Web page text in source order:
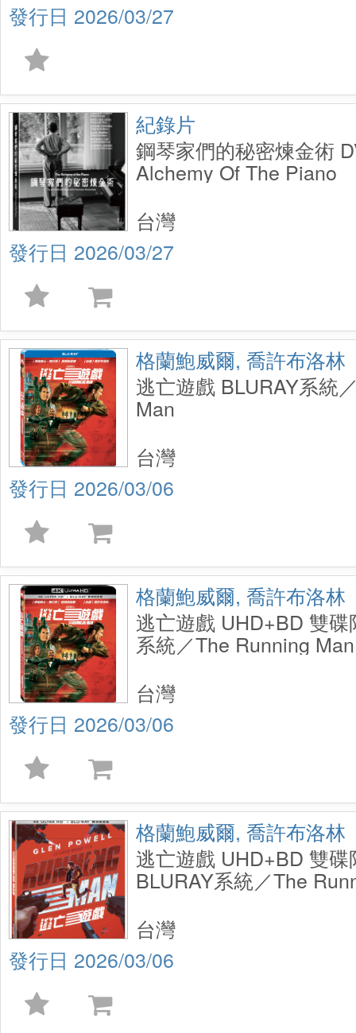
2026/03/27
紀錄片
鋼琴家們的秘密煉金術
Alchemy Of The Piano
2026/03/27
台灣
格蘭鮑威爾, 喬許布洛林
逃亡遊戲 BLURAY系統
Man
2026/03/06
台灣
格蘭鮑威爾, 喬許布洛林
逃亡遊戲 UHD+BD 雙
系統／The Running
2026/03/06
台灣
格蘭鮑威爾, 喬許布洛林
逃亡遊戲 UHD+BD 雙碟
BLURAY系統／The
2026/03/06
台灣